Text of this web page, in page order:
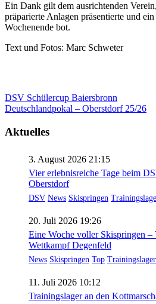
Ein Dank gilt dem ausrichtenden
präparierte Anlagen präsentierte und
Wochenende bot.
Text und Fotos: Marc Schweter
Beitragsnavigation
DSV Schülercup Baiersbronn
Deutschlandpokal – Oberstdorf 25/26
Aktuelles
3. August 2026 21:15
Vier erlebnisreiche Tage beim
Oberstdorf
DSV News Skispringen
20. Juli 2026 19:26
Eine Woche voller Skispringen –
Wettkampf Degenfeld
News Skispringen Top Trainingslager
11. Juli 2026 10:12
Trainingslager an den